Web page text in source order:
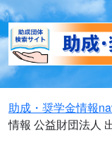
助成・奨学金情報
情報 公益財団法人